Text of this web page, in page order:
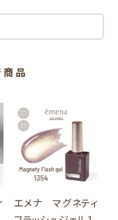
品
エメナ マグネティ